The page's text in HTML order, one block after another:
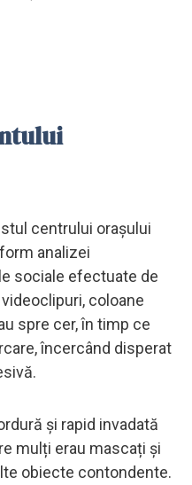
centrului orașului
analizei
sociale efectuate de
coloane
spre cer, în timp ce
încercând disperat
și rapid invadată
mulți erau mascați și
obiecte contondente.